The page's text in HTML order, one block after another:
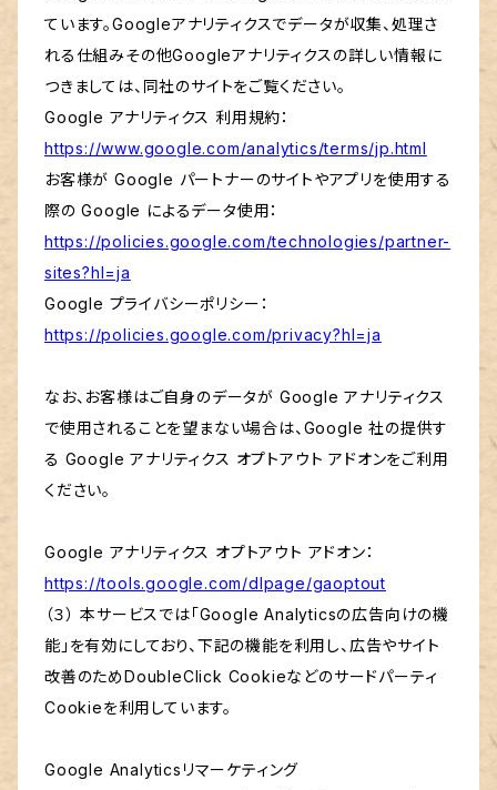
ています。Googleアナリティクスでデータが収集、処理さ
れる仕組みその他Googleアナリティクスの詳しい情報に
つきましては、同社のサイトをご覧ください。
Google アナリティクス 利用規約：
https://www.google.com/analytics/terms/jp.html
お客様が Google パートナーのサイトやアプリを使用する
際の Google によるデータ使用：
https://policies.google.com/technologies/partner-
sites?hl=ja
Google プライバシーポリシー：
https://policies.google.com/privacy?hl=ja
なお、お客様はご自身のデータが Google アナリティクス
で使用されることを望まない場合は、Google 社の提供す
る Google アナリティクス オプトアウト アドオンをご利用
ください。
Google アナリティクス オプトアウト アドオン：
https://tools.google.com/dlpage/gaoptout
（３） 本サービスでは「Google Analyticsの広告向けの機
能」を有効にしており、下記の機能を利用し、広告やサイト
改善のためDoubleClick Cookieなどのサードパーティ
Cookieを利用しています。
Google Analyticsリマーケティング